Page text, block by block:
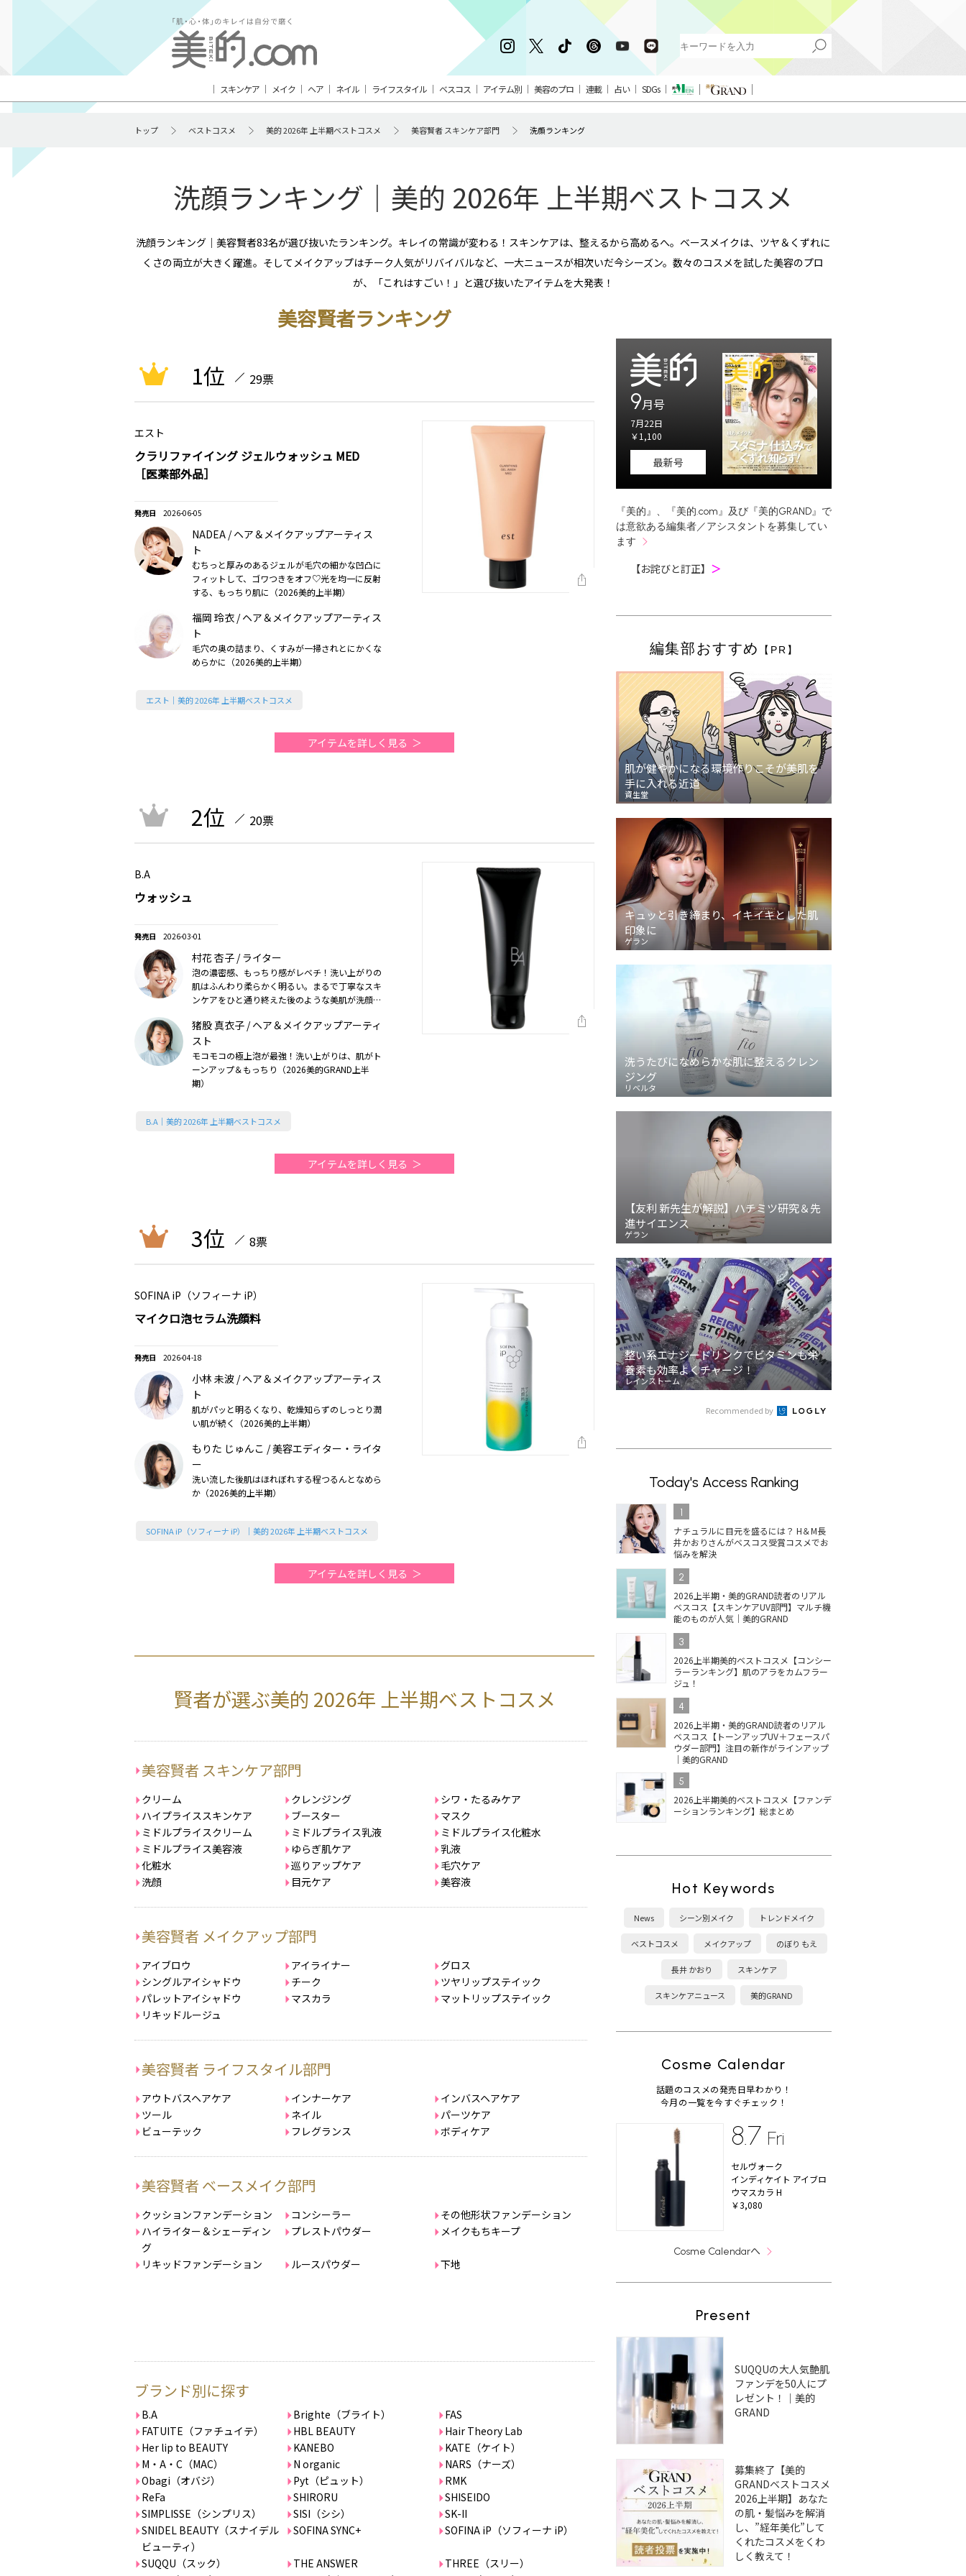
スキンケア メイク ヘア ネイル ライフスタイル ベスコス アイテム別 美容のプロ 連載 占い SDGs
トップ ベストコスメ 美的 2026年 上半期ベストコスメ 美容賢者 スキンケア部門 洗顔ランキング
洗顔ランキング｜美的 2026年 上半期ベストコスメ
洗顔ランキング｜美容賢者83名が選び抜いたランキング。キレイの常識が変わる！スキンケアは、整えるから高めるへ。ベースメイクは、ツヤ＆くずれに
くさの両立が大きく躍進。そしてメイクアップはチーク人気がリバイバルなど、一大ニュースが相次いだ今シーズン。数々のコスメを試した美容のプロ
が、「これはすごい！」と選び抜いたアイテムを大発表！
美容賢者ランキング
1位 29票
エスト
クラリファイイング ジェルウォッシュ MED
［医薬部外品］
2026-06-05
NADEA / ヘア＆メイクアップアーティス
ト
むちっと厚みのあるジェルが毛穴の細かな凹凸に
フィットして、ゴワつきをオフ♡光を均一に反射
する、もっちり肌に（2026美的上半期）
福岡 玲衣 / ヘア＆メイクアップアーティス
ト
毛穴の奥の詰まり、くすみが一掃されとにかくな
めらかに（2026美的上半期）
エスト｜美的 2026年 上半期ベストコスメ
アイテムを詳しく見る
2位 20票
B.A
ウォッシュ
2026-03-01
村花 杏子 / ライター
泡の濃密感、もっちり感がレベチ！洗い上がりの
肌はふんわり柔らかく明るい。まるで丁寧なスキ
ンケアをひと通り終えた後のような美肌が洗顔だ
猪股 真衣子 / ヘア＆メイクアップアーティ
スト
モコモコの極上泡が最強！洗い上がりは、肌がト
ーンアップ＆もっちり（2026美的GRAND上半
期）
B.A｜美的 2026年 上半期ベストコスメ
アイテムを詳しく見る
3位 8票
SOFINA iP（ソフィーナ iP）
マイクロ泡セラム洗顔料
2026-04-18
小林 未波 / ヘア＆メイクアップアーティス
ト
肌がパッと明るくなり、乾燥知らずのしっとり潤
い肌が続く（2026美的上半期）
もりた じゅんこ / 美容エディター・ライタ
ー
洗い流した後肌はほれぼれする程つるんとなめら
か（2026美的上半期）
SOFINA iP（ソフィーナ iP）｜美的 2026年 上半期ベストコスメ
アイテムを詳しく見る
賢者が選ぶ美的 2026年 上半期ベストコスメ
美容賢者 スキンケア部門
クリーム クレンジング
シワ・たるみケア
ハイプライススキンケア
ブースター
マスク
ミドルプライスクリーム
ミドルプライス乳液
ミドルプライス化粧水
ミドルプライス美容液
ゆらぎ肌ケア
乳液
化粧水
巡りアップケア
毛穴ケア
洗顔
目元ケア 美容液
美容賢者 メイクアップ部門
アイブロウ アイライナー
グロス
シングルアイシャドウ
チーク
ツヤリップステイック
パレットアイシャドウ
マスカラ
マットリップステイック
リキッドルージュ
美容賢者 ライフスタイル部門
アウトバスヘアケア インナーケア
インバスヘアケア
ツール
ネイル
パーツケア
ビューテック
フレグランス ボディケア
美容賢者 ベースメイク部門
クッションファンデーション コンシーラー
その他形状ファンデーション
ハイライター＆シェーディン
グ
プレストパウダー メイクもちキープ
リキッドファンデーション ルースパウダー 下地
ブランド別に探す
B.A Brighte（ブライト）
FAS
FATUITE（ファチュイテ）
HBL BEAUTY
Hair Theory Lab
Her lip to BEAUTY
KANEBO
KATE（ケイト）
M・A・C（MAC）
N organic
NARS（ナーズ）
Obagi（オバジ）
Pyt（ピュット）
RMK
ReFa
SHIRORU
SHISEIDO
SIMPLISSE（シンプリス）
SISI（シシ）
SK-II
SNIDEL BEAUTY（スナイデル
ビューティ）
SOFINA SYNC+ SOFINA iP（ソフィーナ iP）
SUQQU（スック） THE ANSWER
THREE（スリー）
9月号
7月22日
￥1,100
最新号
『美的』、『美的.com』及び『美的GRAND』で
は意欲ある編集者／アシスタントを募集してい
ます
【お詫びと訂正】 ＞
編集部おすすめ 【PR】
肌が健やかになる環境作りこそが美肌を
手に入れる近道
資生堂
キュッと引き締まり、イキイキとした肌
印象に
ゲラン
洗うたびになめらかな肌に整えるクレン
ジング
リベルタ
【友利 新先生が解説】ハチミツ研究＆先
進サイエンス
ゲラン
整い系エナジードリンクでビタミンも栄
養素も効率よくチャージ！
レインストーム
Recommended by
Today's Access Ranking
1
ナチュラルに目元を盛るには？ H＆M長
井かおりさんがベスコス受賞コスメでお
悩みを解決
2
2026上半期・美的GRAND読者のリアル
ベスコス【スキンケアUV部門】マルチ機
能のものが人気｜美的GRAND
3
2026上半期美的ベストコスメ【コンシー
ラーランキング】肌のアラをカムフラー
ジュ！
4
2026上半期・美的GRAND読者のリアル
ベスコス【トーンアップUV＋フェースパ
ウダー部門】注目の新作がラインアップ
｜美的GRAND
5
2026上半期美的ベストコスメ【ファンデ
ーションランキング】総まとめ
Hot Keywords
News シーン別メイク トレンドメイク
ベストコスメ メイクアップ のぼり もえ
長井 かおり スキンケア
スキンケアニュース 美的GRAND
Cosme Calendar
話題のコスメの発売日早わかり！
今月の一覧を今すぐチェック！
8.7 Fri
セルヴォーク
インディケイト アイブロ
ウマスカラ H
￥3,080
Cosme Calendarへ
Present
SUQQUの大人気艶肌
ファンデを50人にプ
レゼント！｜美的
GRAND
募集終了【美的
GRANDベストコスメ
2026上半期】あなた
の肌・髪悩みを解消
し、”経年美化”して
くれたコスメをくわ
しく教えて！